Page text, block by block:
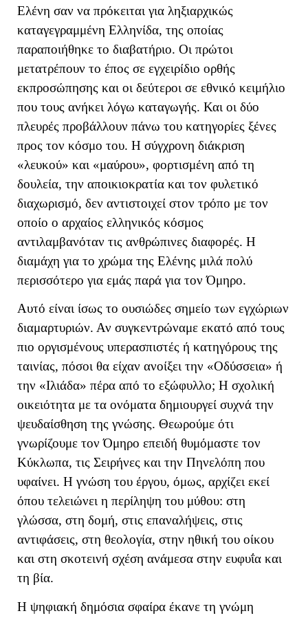
Ελένη σαν να πρόκειται για ληξιαρχικώς
καταγεγραμμένη Ελληνίδα, της οποίας
παραποιήθηκε το διαβατήριο. Οι πρώτοι
μετατρέπουν το έπος σε εγχειρίδιο ορθής
εκπροσώπησης και οι δεύτεροι σε εθνικό κειμήλιο
που τους ανήκει λόγω καταγωγής. Και οι δύο
πλευρές προβάλλουν πάνω του κατηγορίες ξένες
προς τον κόσμο του. Η σύγχρονη διάκριση
«λευκού» και «μαύρου», φορτισμένη από τη
δουλεία, την αποικιοκρατία και τον φυλετικό
διαχωρισμό, δεν αντιστοιχεί στον τρόπο με τον
οποίο ο αρχαίος ελληνικός κόσμος
αντιλαμβανόταν τις ανθρώπινες διαφορές. Η
διαμάχη για το χρώμα της Ελένης μιλά πολύ
περισσότερο για εμάς παρά για τον Όμηρο.
Αυτό είναι ίσως το ουσιώδες σημείο των εγχώριων
διαμαρτυριών. Αν συγκεντρώναμε εκατό από τους
πιο οργισμένους υπερασπιστές ή κατηγόρους της
ταινίας, πόσοι θα είχαν ανοίξει την «Οδύσσεια» ή
την «Ιλιάδα» πέρα από το εξώφυλλο; Η σχολική
οικειότητα με τα ονόματα δημιουργεί συχνά την
ψευδαίσθηση της γνώσης. Θεωρούμε ότι
γνωρίζουμε τον Όμηρο επειδή θυμόμαστε τον
Κύκλωπα, τις Σειρήνες και την Πηνελόπη που
υφαίνει. Η γνώση του έργου, όμως, αρχίζει εκεί
όπου τελειώνει η περίληψη του μύθου: στη
γλώσσα, στη δομή, στις επαναλήψεις, στις
αντιφάσεις, στη θεολογία, στην ηθική του οίκου
και στη σκοτεινή σχέση ανάμεσα στην ευφυΐα και
τη βία.
Η ψηφιακή δημόσια σφαίρα έκανε τη γνώμη